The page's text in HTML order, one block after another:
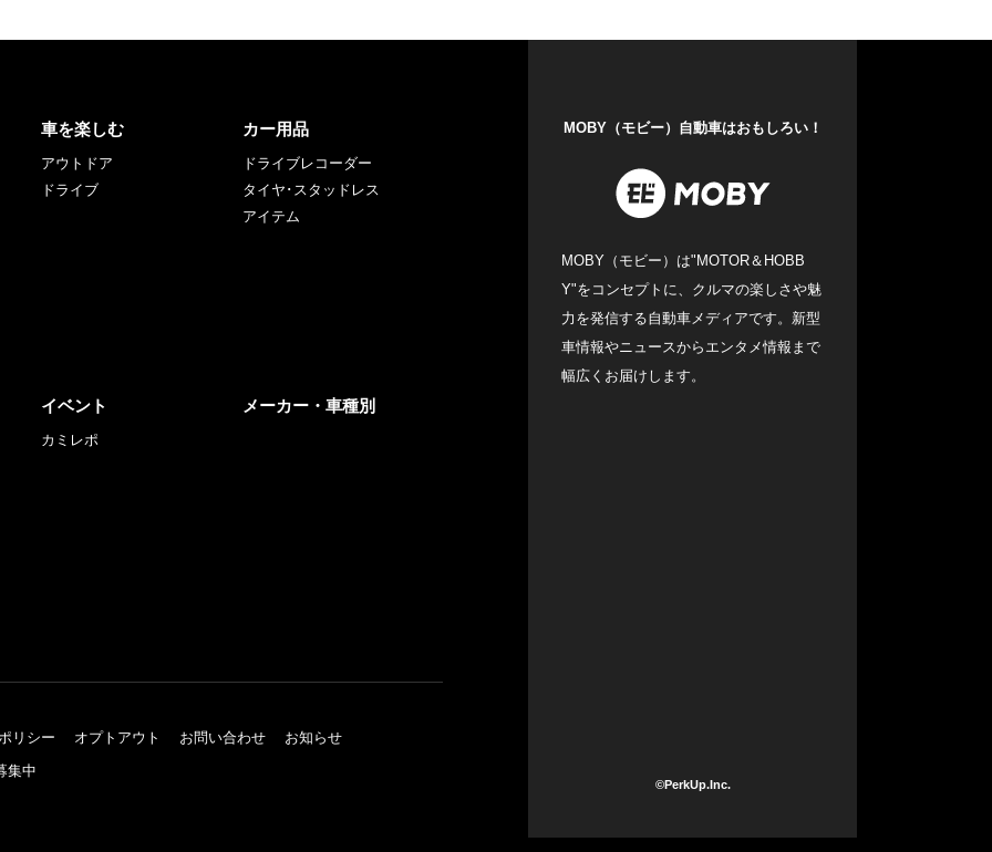
車を楽しむ
アウトドア
ドライブ
カー用品
ドライブレコーダー
タイヤ･スタッドレス
アイテム
イベント
カミレポ
メーカー・車種別
リシー オプトアウト お問い合わせ
お知らせ
集中
MOBY（モビー）自動車はおもしろい！
MOBY（モビー）は"MOTOR＆HOBB
Y"をコンセプトに、クルマの楽しさや魅
力を発信する自動車メディアです。新型
車情報やニュースからエンタメ情報まで
幅広くお届けします。
©PerkUp.Inc.